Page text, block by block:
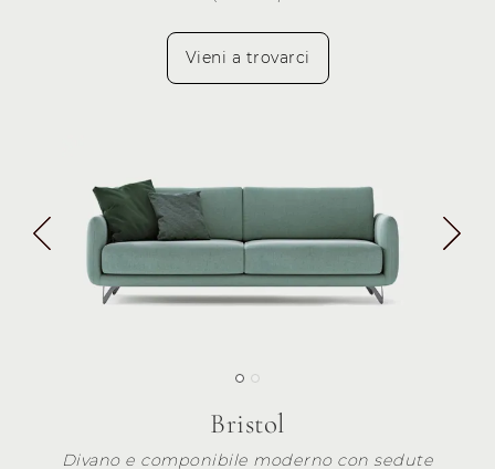
Vieni a trovarci
Bristol
Divano e componibile moderno con sedute